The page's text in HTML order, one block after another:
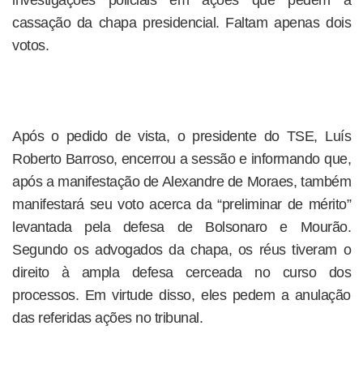
cassação da chapa presidencial. Faltam apenas dois
votos.
Após o pedido de vista, o presidente do TSE, Luís
Roberto Barroso, encerrou a sessão e informando que,
após a manifestação de Alexandre de Moraes, também
manifestará seu voto acerca da “preliminar de mérito”
levantada pela defesa de Bolsonaro e Mourão.
Segundo os advogados da chapa, os réus tiveram o
direito à ampla defesa cerceada no curso dos
processos. Em virtude disso, eles pedem a anulação
das referidas ações no tribunal.